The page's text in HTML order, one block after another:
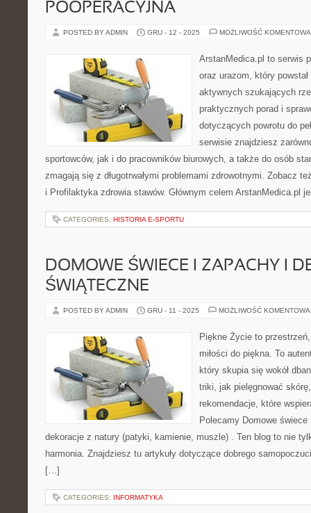
POOPERACYJNA
POSTED BY ADMIN GRU - 12 - 2025 MOŻLIWOŚĆ
ArstanMedica.pl to serwis
oraz urazom, który
aktywnych szukających
praktycznych porad i
dotyczących powrotu do
serwisie znajdziesz
sportowców, jak i do pracowników biurowych, a także do osób
zmagają się z długotrwałymi problemami zdrowotnymi. Zobacz
i Profilaktyka zdrowia stawów. Głównym celem ArstanMedica.pl
CATEGORIES: HISTORIA E-SPORTU
DOMOWE ŚWIECE I ZAPACHY I
ŚWIĄTECZNE
POSTED BY ADMIN GRU - 11 - 2025 MOŻLIWOŚĆ
Piękne Życie to
miłości do piękna. To
który skupia się wokół
triki, jak pielęgnować
rekomendacje, które
Polecamy Domowe
dekoracje z natury (patyki, kamienie, muszle) . Ten blog to nie
harmonia. Znajdziesz tu artykuły dotyczące dobrego
[…]
CATEGORIES: INFORMATYKA